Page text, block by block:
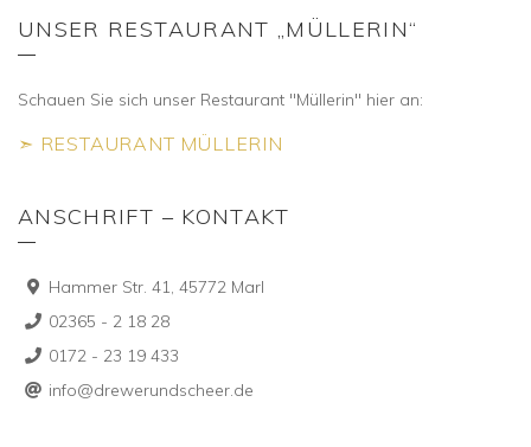
UNSER RESTAURANT „MÜLLERIN“
Schauen Sie sich unser Restaurant "Müllerin" hier an:
➣ RESTAURANT MÜLLERIN
ANSCHRIFT – KONTAKT
Hammer Str. 41, 45772 Marl
02365 - 2 18 28
0172 - 23 19 433
info@drewerundscheer.de